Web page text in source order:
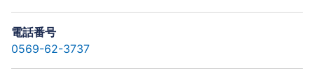
電話番号
0569-62-3737